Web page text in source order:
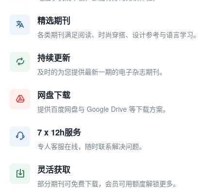
精选期刊
各类期刊满足阅读、时尚穿搭、设计参考与语言学习。
持续更新
及时的为您提供最新一期的电子杂志期刊。
网盘下载
提供百度网盘与 Google Drive 等下载方案。
7 x 12h服务
专人客服在线，随时联系解决问题。
灵活获取
部分期刊可免费下载，会员可用额度解锁更多。